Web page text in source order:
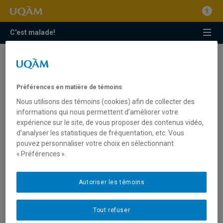
C'est malade!
websérie
Regarder des séries sur Internet: qu’est-ce que ça
change finalement?
SKINS, une web série pour public adolescent, qui
accorde une place nouvelle à l’usage des drogues
et des médicaments
Toui Toui et ses amis : à la fois divertissant et
enrichissant
Préférences en matière de témoins
Nous utilisons des témoins (cookies) afin de collecter des
informations qui nous permettent d’améliorer votre
expérience sur le site, de vous proposer des contenus vidéo,
d’analyser les statistiques de fréquentation, etc. Vous
pouvez personnaliser votre choix en sélectionnant
« Préférences ».
Tout refuser
Autoriser les témoins